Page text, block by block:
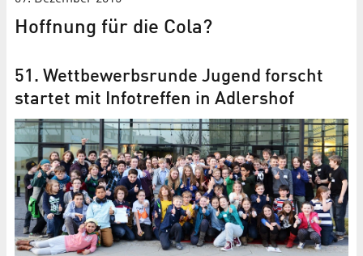
Hoffnung für die Cola?
51. Wettbewerbsrunde Jugend forscht
startet mit Infotreffen in Adlershof